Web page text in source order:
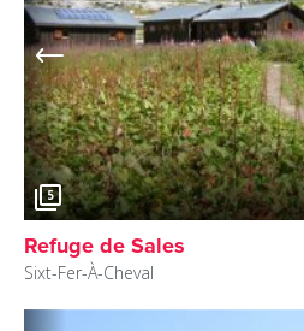
5
Refuge de Sales
Sixt-Fer-À-Cheval